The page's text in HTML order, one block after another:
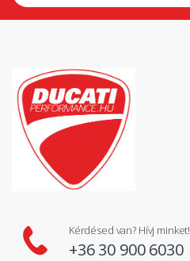
Kérdésed van? Hívj minket!
+36 30 900 6030